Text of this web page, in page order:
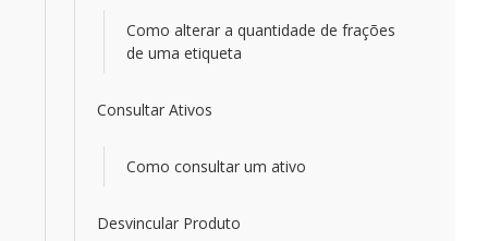
Como alterar a quantidade de frações
de uma etiqueta
Consultar Ativos
Como consultar um ativo
Desvincular Produto